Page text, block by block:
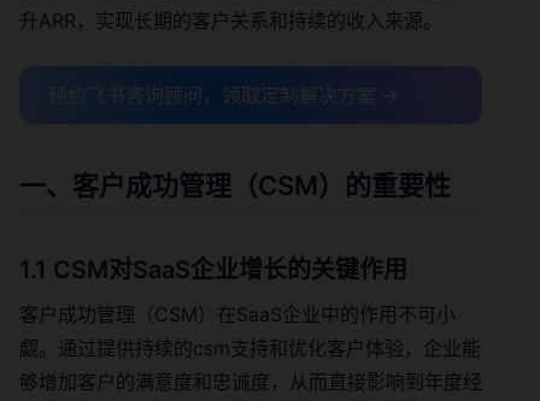
升ARR，实现长期的客户关系和持续的收入来源。
预约飞书咨询顾问，领取定制解决方案 →
一、客户成功管理（CSM）的重要性
1.1 CSM对SaaS企业增长的关键作用
客户成功管理（CSM）在SaaS企业中的作用不可小
觑。通过提供持续的csm支持和优化客户体验，企业能
够增加客户的满意度和忠诚度，从而直接影响到年度经